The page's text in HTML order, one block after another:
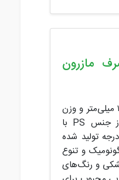
مازرون
چنگال ماسو با طول ۱۷۱ میلی‌متر و وزن
سبک تنها ۲.۸ گرم، از جنس PS با
مقاومت دمایی تا ۸۵ درجه تولید شده
و تنوع
و رنگ‌های